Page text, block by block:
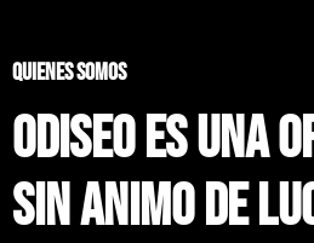
QUIENES SOMOS
Odiseo es una
sin animo de